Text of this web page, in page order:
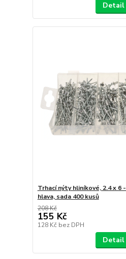
Detail
Trhací nýty hliníkové, 2.4 x 6
hlava, sada 400 kusů
208 Kč
155 Kč
128 Kč bez DPH
Detail